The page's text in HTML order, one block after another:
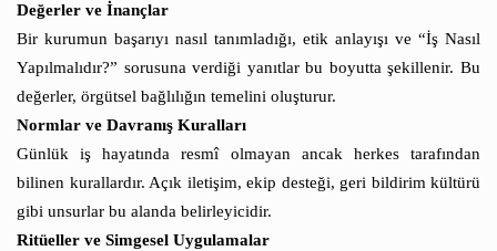
Değerler ve İnançlar
Bir kurumun başarıyı nasıl tanımladığı, etik anlayışı ve “İş Nasıl
Yapılmalıdır?” sorusuna verdiği yanıtlar bu boyutta şekillenir. Bu
değerler, örgütsel bağlılığın temelini oluşturur.
Normlar ve Davranış Kuralları
Günlük iş hayatında resmî olmayan ancak herkes tarafından
bilinen kurallardır. Açık iletişim, ekip desteği, geri bildirim kültürü
gibi unsurlar bu alanda belirleyicidir.
Ritüeller ve Simgesel Uygulamalar